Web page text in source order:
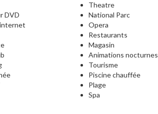
DVD
Theatre
National Parc
Opera
Restaurants
Magasin
Animations nocturnes
Tourisme
Piscine chauffée
Plage
Spa